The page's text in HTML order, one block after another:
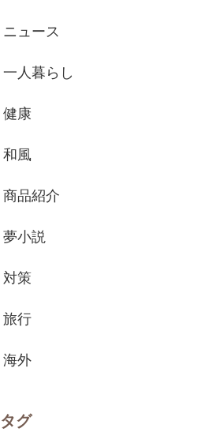
ニュース
一人暮らし
健康
和風
商品紹介
夢小説
対策
旅行
海外
タグ